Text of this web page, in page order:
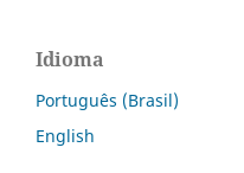
Idioma
Português (Brasil)
English